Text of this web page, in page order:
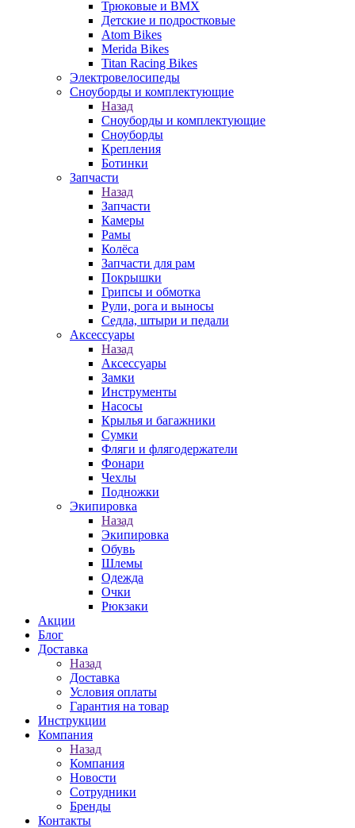
Трюковые и BMX
Детские и подростковые
Atom Bikes
Merida Bikes
Titan Racing Bikes
Электровелосипеды
Cноуборды и комплектующие
Назад
Cноуборды и комплектующие
Сноуборды
Крепления
Ботинки
Запчасти
Назад
Запчасти
Камеры
Рамы
Колёса
Запчасти для рам
Покрышки
Грипсы и обмотка
Рули, рога и выносы
Седла, штыри и педали
Аксессуары
Назад
Аксессуары
Замки
Инструменты
Насосы
Крылья и багажники
Сумки
Фляги и флягодержатели
Фонари
Чехлы
Подножки
Экипировка
Назад
Экипировка
Обувь
Шлемы
Одежда
Очки
Рюкзаки
Акции
Блог
Доставка
Назад
Доставка
Условия оплаты
Гарантия на товар
Инструкции
Компания
Назад
Компания
Новости
Сотрудники
Бренды
Контакты